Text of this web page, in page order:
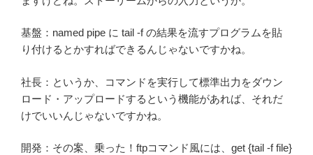
基盤：named pipe に tail -f の結果を流すプログラムを貼
り付けるとかすればできるんじゃないですかね。
社長：というか、コマンドを実行して標準出力をダウン
ロード・アップロードするという機能があれば、それだ
けでいいんじゃないですかね。
開発：その案、乗った！ftpコマンド風には、get {tail -f file}